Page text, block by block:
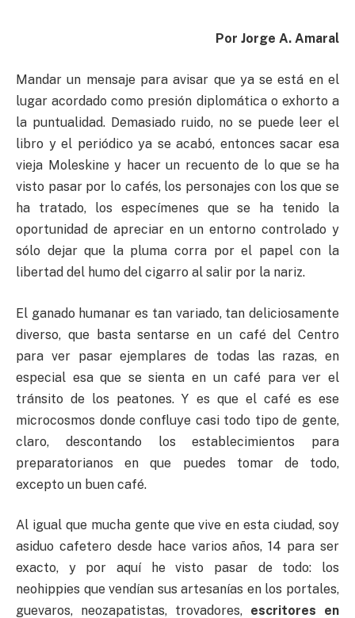
Por Jorge A. Amaral
Mandar un mensaje para avisar que ya se está en el
lugar acordado como presión diplomática o exhorto a
la puntualidad. Demasiado ruido, no se puede leer el
libro y el periódico ya se acabó, entonces sacar esa
vieja Moleskine y hacer un recuento de lo que se ha
visto pasar por lo cafés, los personajes con los que se
ha tratado, los especímenes que se ha tenido la
oportunidad de apreciar en un entorno controlado y
sólo dejar que la pluma corra por el papel con la
libertad del humo del cigarro al salir por la nariz.
El ganado humanar es tan variado, tan deliciosamente
diverso, que basta sentarse en un café del Centro
para ver pasar ejemplares de todas las razas, en
especial esa que se sienta en un café para ver el
tránsito de los peatones. Y es que el café es ese
microcosmos donde confluye casi todo tipo de gente,
claro, descontando los establecimientos para
preparatorianos en que puedes tomar de todo,
excepto un buen café.
Al igual que mucha gente que vive en esta ciudad, soy
asiduo cafetero desde hace varios años, 14 para ser
exacto, y por aquí he visto pasar de todo: los
neohippies que vendían sus artesanías en los portales,
guevaros, neozapatistas, trovadores, escritores en